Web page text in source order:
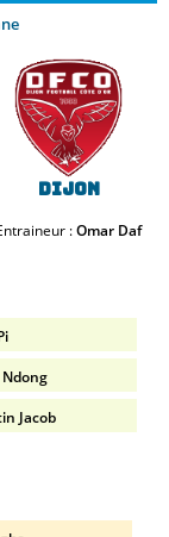
Dijon
:Omar Daf
Jacob